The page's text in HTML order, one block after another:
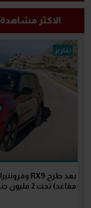
الاكثر مشاهدة
تقارير
مقاعد) تحت 2 مليون جنيه